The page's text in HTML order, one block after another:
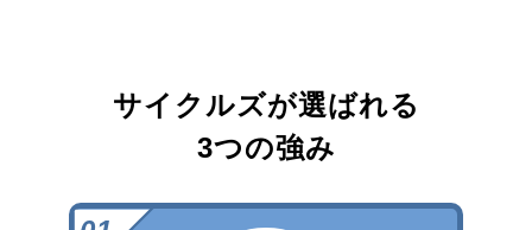
サイクルズが選ばれる
3つの強み